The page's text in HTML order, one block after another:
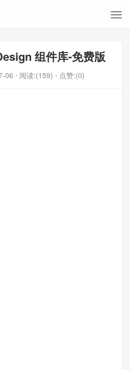
组件库-免费版
06 ⋅ 阅读:(159) ⋅ 点赞:(0)